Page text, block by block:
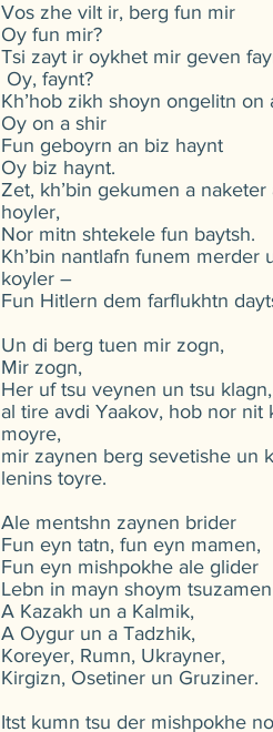
Vos zhe vilt ir, berg fun mir
Oy fun mir?
Tsi zayt ir oykhet mir geven
Oy, faynt?
Kh’hob zikh shoyn ongelitn on
Oy on a shir
Fun geboyrn an biz haynt
Oy biz haynt.
Zet, kh’bin gekumen a naketer
hoyler,
Nor mitn shtekele fun baytsh.
Kh’bin nantlafn funem merder
koyler –
Fun Hitlern dem farflukhtn
Un di berg tuen mir zogn,
Mir zogn,
Her uf tsu veynen un tsu klagn,
al tire avdi Yaakov, hob nor nit
moyre,
mir zaynen berg sevetishe un
lenins toyre.
Ale mentshn zaynen brider
Fun eyn tatn, fun eyn mamen,
Fun eyn mishpokhe ale glider
Lebn in mayn shoym tsuzamen
A Kazakh un a Kalmik,
A Oygur un a Tadzhik,
Koreyer, Rumn, Ukrayner,
Kirgizn, Osetiner un Gruziner.
Itst kumn tsu der mishpokhe